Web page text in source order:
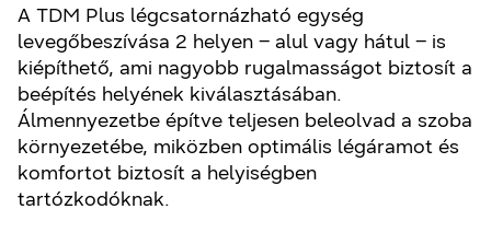
A TDM Plus légcsatornázható egység
levegőbeszívása 2 helyen – alul vagy hátul – is
kiépíthető, ami nagyobb rugalmasságot biztosít a
beépítés helyének kiválasztásában.
Álmennyezetbe építve teljesen beleolvad a szoba
környezetébe, miközben optimális légáramot és
komfortot biztosít a helyiségben
tartózkodóknak.